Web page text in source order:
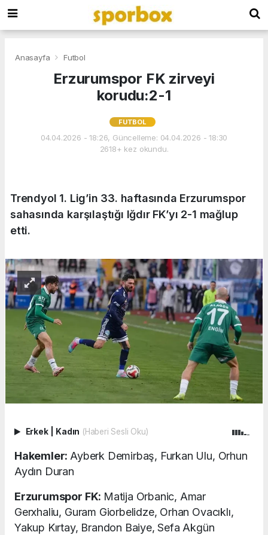
Anasayfa Futbol
Erzurumspor FK zirveyi
korudu:2-1
FUTBOL
04.04.2026 - 18:26, Güncelleme: 04.04.2026 - 18:30
2618+ kez okundu.
Trendyol 1. Lig’in 33. haftasında Erzurumspor
sahasında karşılaştığı Iğdır FK’yı 2-1 mağlup
etti.
Erkek Kadın (Haberi Sesli Oku)
Hakemler:Ayberk Demirbaş, Furkan Ulu, Orhun
Aydın Duran
Erzurumspor FK: Matija Orbanic, Amar
Gerxhaliu, Guram Giorbelidze, Orhan Ovacıklı,
Yakup Kırtay, Brandon Baiye, Sefa Akgün